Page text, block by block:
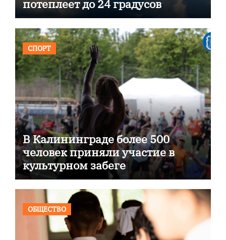
потеплеет до 24 градусов
СПОРТ
В Калининграде более 500
человек приняли участие в
культурном забеге
ОБЩЕСТВО